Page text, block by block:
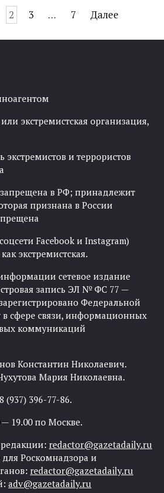
2 3 … 7 Далее
экстремистская организация,
экстремистов и террористов
в РФ; принадлежит
признана в России
Facebook и Instagram)
экстремистская.
сетевое издание
запись ЭЛ № ФС 77 —
Федеральной
сфере связи, информационных
коммуникаций
Константин Николаевич.
Мария Николаевна.
396-77-86.
19.00 по Москве.
redactor@gazetadaily.ru
Роскомнадзора и
redactor@gazetadaily.ru
adv@gazetadaily.ru